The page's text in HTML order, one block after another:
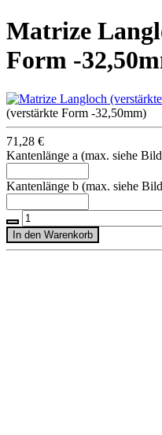
Matrize
Form -
(verstärkte Form -32,50mm)
71,28 €
Kantenlänge a (max. siehe
Kantenlänge b (max. siehe